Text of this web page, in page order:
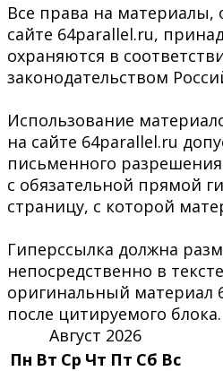
Все права на материалы,
сайте 64parallel.ru,
охраняются в
законодательством
Использование
на сайте 64parallel.ru
письменного
с обязательной прямой
страницу, с которой
Гиперссылка должна
непосредственно в
оригинальный материал
после цитируемого блока.
Август 2026
Пн Вт Ср Чт Пт Сб Вс